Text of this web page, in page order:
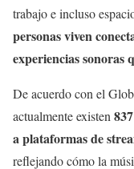
trabajo e incluso
personas viven
experiencias sonoras
De acuerdo con el
actualmente existen
a plataformas de
reflejando cómo la